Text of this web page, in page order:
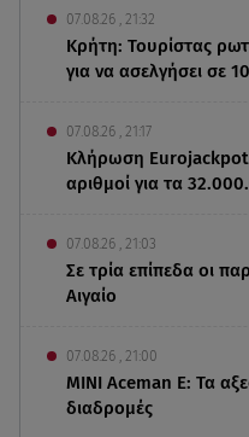
07.08.26 , 21:32
Κρήτη: Τουρίστας
για να ασελγήσει σε
07.08.26 , 21:17
Κλήρωση Eurojackpot
αριθμοί για τα
07.08.26 , 21:03
Σε τρία επίπεδα οι
Αιγαίο
07.08.26 , 21:00
MINI Aceman E: Τα
διαδρομές